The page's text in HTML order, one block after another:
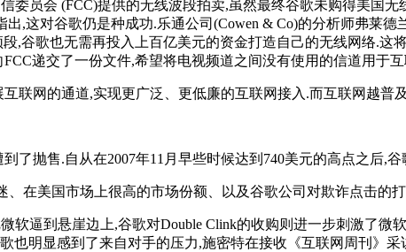
委员会 (FCC)提供的无线波段拍卖,虽然最终谷歌未购得美国
,这对谷歌仍是种成功.乐通公司(Cowen & Co)的分析师弗莱德
,谷歌也无需再投入上百亿美元的资金打造自己的无线网络.这
递交了一份文件,希望将电视频道之间没有使用的信道用于
联网的通道,实现更广泛、更低廉的互联网接入.而互联网越普
了抛售.自从在2007年11月早些时候达到740美元的高点之后,
、在美国市场上很高的市场份额、以及谷歌公司对欺诈点击的
逼到悬崖边上,谷歌对Double Clink的收购则进一步刺激了微
也明显感到了来自对手的压力,施密特在接收《互联网周刊》